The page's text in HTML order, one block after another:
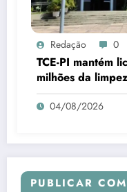
Redação 0
TCE-PI mantém
milhões da
04/08/2026
PUBLICAR